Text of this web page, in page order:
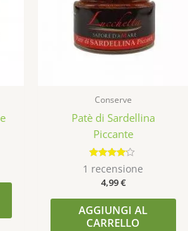
Conserve
Patè di Sardellina
Piccante
Valutato
4.00
su 5
1 recensione
4,99€
AGGIUNGI AL
CARRELLO